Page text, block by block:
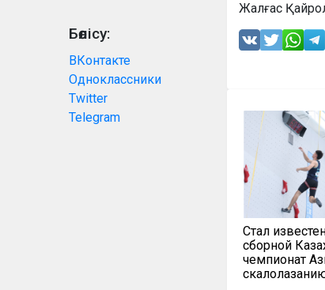
Бөлісу:
ВКонтакте
Одноклассники
Twitter
Telegram
Жалғас
Стал
сборной
чемпионат